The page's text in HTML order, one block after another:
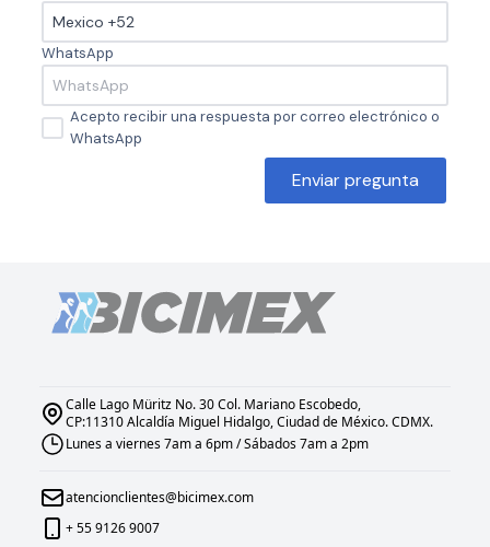
WhatsApp
Acepto recibir una respuesta por correo electrónico o
WhatsApp
Enviar pregunta
Calle Lago Müritz No. 30 Col. Mariano Escobedo,
CP:11310 Alcaldía Miguel Hidalgo, Ciudad de México. CDMX.
Lunes a viernes 7am a 6pm / Sábados 7am a 2pm
atencionclientes@bicimex.com
+ 55 9126 9007